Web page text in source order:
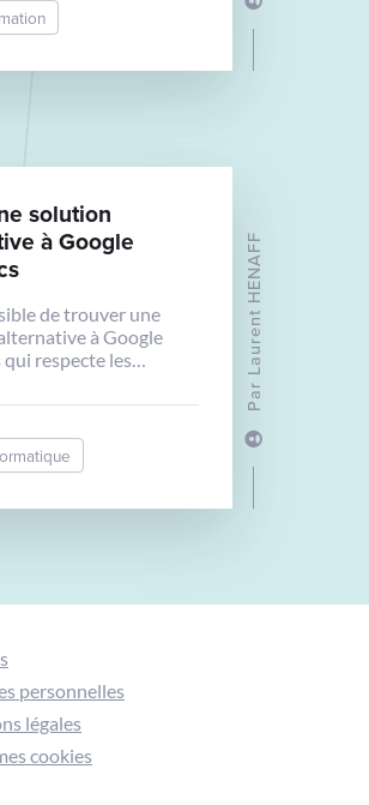
ce qui
: $cn23Extension =
>logger-
if […]
Par
Laurent HENAFF
solution
à Google
de trouver une
à Google
respecte les
pas le consentement
personnelles
légales
cookies